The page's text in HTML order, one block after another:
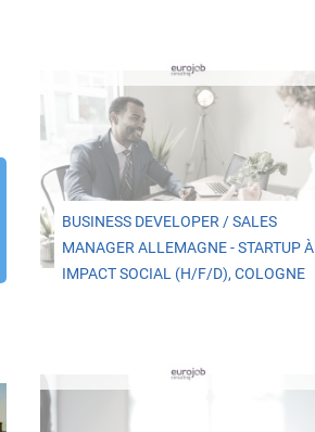
BUSINESS DEVELOPER / SALES
MANAGER ALLEMAGNE - STARTUP À
IMPACT SOCIAL (H/F/D), COLOGNE